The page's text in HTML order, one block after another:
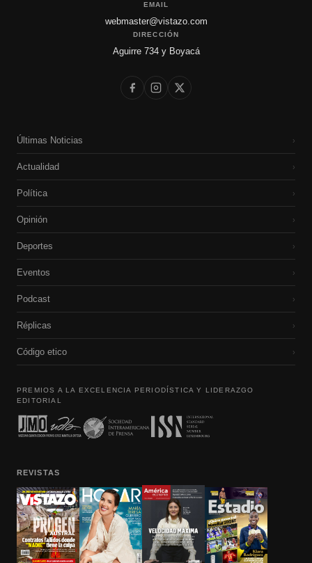
EMAIL
webmaster@vistazo.com
DIRECCIÓN
Aguirre 734 y Boyacá
Últimas Noticias ›
Actualidad ›
Política ›
Opinión ›
Deportes ›
Eventos ›
Podcast ›
Réplicas ›
Código etico ›
PREMIOS A LA EXCELENCIA PERIODÍSTICA Y LIDERAZGO
EDITORIAL
REVISTAS